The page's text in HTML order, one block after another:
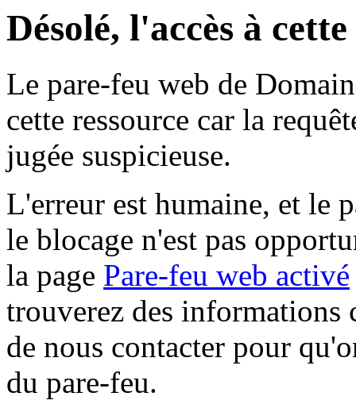
Désolé, l'accès à
Le pare-feu web de
cette ressource car la
jugée suspicieuse.
L'erreur est humaine, et le
le blocage n'est pas
la page Pare-feu web activé
trouverez des informations
de nous contacter pour
du pare-feu.